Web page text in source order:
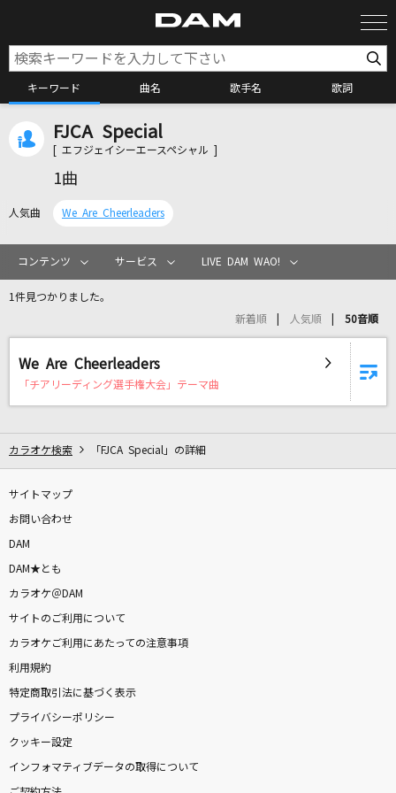
キーワード 曲名 歌手名 歌詞
カラオケ検索
カラオケリクエスト
リアルタイムで歌われている曲の一覧
生きてる生きてく(ドラえもんアニメバージョン)
[生音]運命の人
スピッツ
メリッサ
いのちの歌
竹内まりや
[生音]それを愛と呼ぶなら
Uru
FJCA Special
[ エフジェイシーエースペシャル ]
1曲
人気曲 We Are Cheerleaders
コンテンツ サービス LIVE DAM WAO!
1件見つかりました。
新着順 人気順 50音順
We Are Cheerleaders
「チアリーディング選手権大会」テーマ曲
カラオケ検索 「FJCA Special」の詳細
サイトマップ
お問い合わせ
DAM
DAM★とも
カラオケ＠DAM
サイトのご利用について
カラオケご利用にあたっての注意事項
利用規約
特定商取引法に基づく表示
プライバシーポリシー
クッキー設定
インフォマティブデータの取得について